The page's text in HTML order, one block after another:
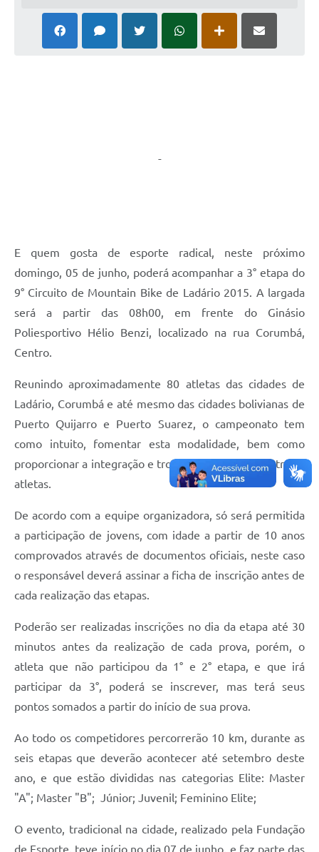
Galeria de Fotos
-
E quem gosta de esporte radical, neste próximo
domingo, 05 de junho, poderá acompanhar a 3° etapa do
9° Circuito de Mountain Bike de Ladário 2015. A largada
será a partir das 08h00, em frente do Ginásio
Poliesportivo Hélio Benzi, localizado na rua Corumbá,
Centro.
Reunindo aproximadamente 80 atletas das cidades de
Ladário, Corumbá e até mesmo das cidades bolivianas de
Puerto Quijarro e Puerto Suarez, o campeonato tem
como intuito, fomentar esta modalidade, bem como
proporcionar a integração e troca de experiência entre os
atletas.
De acordo com a equipe organizadora, só será permitida
a participação de jovens, com idade a partir de 10 anos
comprovados através de documentos oficiais, neste caso
o responsável deverá assinar a ficha de inscrição antes de
cada realização das etapas.
Poderão ser realizadas inscrições no dia da etapa até 30
minutos antes da realização de cada prova, porém, o
atleta que não participou da 1° e 2° etapa, e que irá
participar da 3°, poderá se inscrever, mas terá seus
pontos somados a partir do início de sua prova.
Ao todo os competidores percorrerão 10 km, durante as
seis etapas que deverão acontecer até setembro deste
ano, e que estão divididas nas categorias Elite: Master
"A"; Master "B"; Júnior; Juvenil; Feminino Elite;
O evento, tradicional na cidade, realizado pela Fundação
de Esporte, teve início no dia 07 de junho, e faz parte das